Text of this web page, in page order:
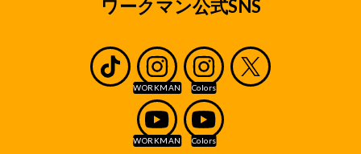
ワークマン公式SNS